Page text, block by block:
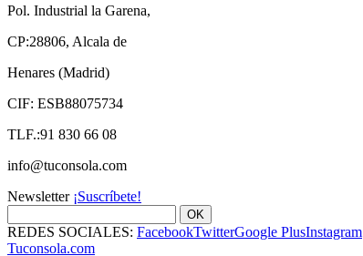
Pol. Industrial la Garena,
CP:28806, Alcala de
Henares (Madrid)
CIF: ESB88075734
TLF.:91 830 66 08
info@tuconsola.com
Newsletter ¡Suscríbete!
OK
REDES SOCIALES: FacebookTwitterGoogle PlusInstagram
Tuconsola.com